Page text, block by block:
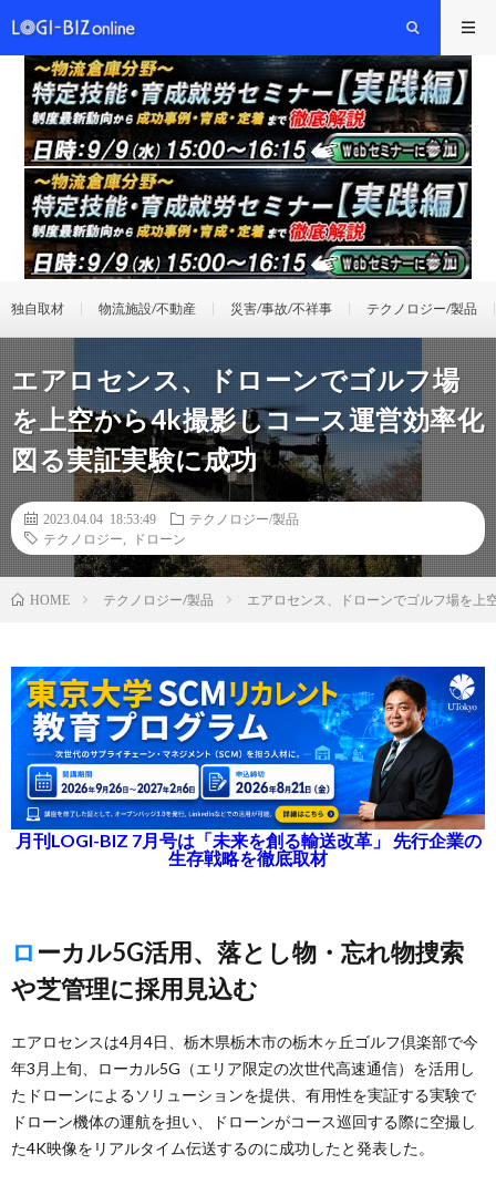
独自取材 物流施設/不動産 災害/事故/不祥事 テクノロジー/製品
エアロセンス、ドローンでゴルフ場
を上空から4k撮影しコース運営効率化
図る実証実験に成功
2023.04.04 18:53:49
テクノロジー/製品
テクノロジー
ドローン
HOME テクノロジー/製品 エアロセンス、ドローンでゴルフ場を上
月刊LOGI-BIZ 7月号は「未来を創る輸送改革」 先行企業の
生存戦略を徹底取材
ローカル5G活用、落とし物・忘れ物捜索
や芝管理に採用見込む
エアロセンスは4月4日、栃木県栃木市の栃木ヶ丘ゴルフ倶楽部で今
年3月上旬、ローカル5G（エリア限定の次世代高速通信）を活用し
たドローンによるソリューションを提供、有用性を実証する実験で
ドローン機体の運航を担い、ドローンがコース巡回する際に空撮し
た4K映像をリアルタイム伝送するのに成功したと発表した。